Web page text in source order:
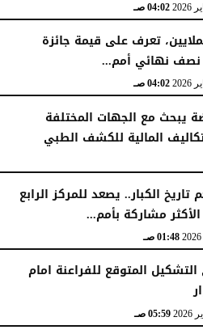
04:02 صـ
تعرف على قيمة جائزة
نصف نهائي أمم...
04:02 صـ
يبحث مع الجهات المختلفة
المالية للكشف الطبي
تاريخ الكبار.. يصعد للمركز الرابع
مشاركة بأمم...
01:48 صـ
المتوقع للفراعنة امام
05:59 صـ